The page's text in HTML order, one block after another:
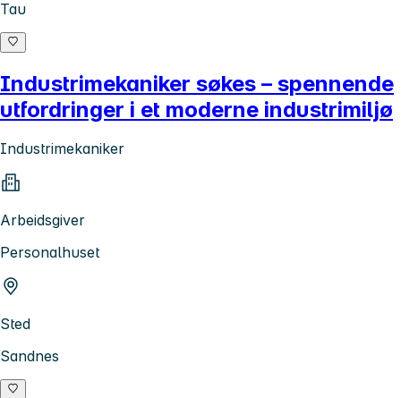
Tau
Industrimekaniker søkes – spennende
utfordringer i et moderne industrimiljø
Industrimekaniker
Arbeidsgiver
Personalhuset
Sted
Sandnes